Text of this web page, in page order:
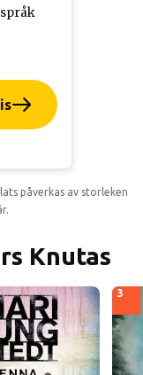
påverkas av storleken
Knutas
3